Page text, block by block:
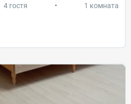
4 гостя • 1 комната